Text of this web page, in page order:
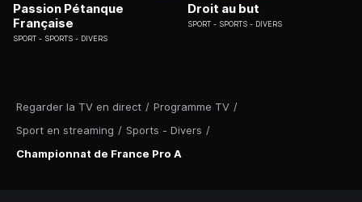
Regarder la TV en direct / Programme TV /
Sport en streaming / Sports - Divers /
Championnat de France Pro A
Passion Pétanque
Française
SPORT SPORTS - DIVERS
Droit au but
SPORT SPORTS - DIVERS